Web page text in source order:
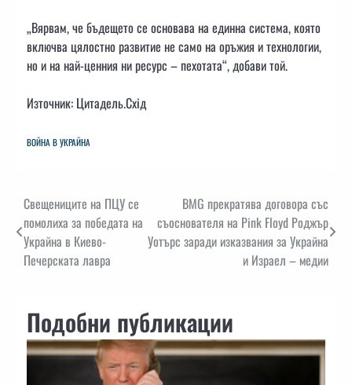
„Вярвам, че бъдещето се основава на единна система, която
включва цялостно развитие не само на оръжия и технологии,
но и на най-ценния ни ресурс – пехотата“, добави той.
Източник: Цитадель.Схід
ВОЙНА В УКРАЙНА
Навигация
Свещениците на ПЦУ се
помолиха за победата на
Украйна в Киево-
Печерската лавра
BMG прекратява договора със
съоснователя на Pink Floyd Роджър
Уотърс заради изказвания за Украйна
и Израел – медии
Подобни публикации